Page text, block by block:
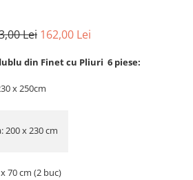
Lei 162,00 Lei
din Finet cu Pliuri 6 piese:
x 250cm
200 x 230 cm
70 cm (2 buc)